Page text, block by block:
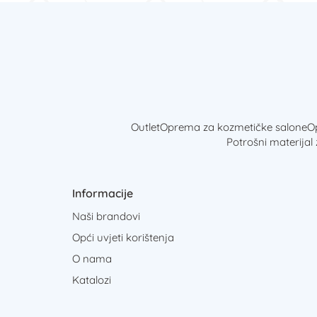
OutletOprema za kozmetičke salone
Potrošni materijal
Informacije
Naši brandovi
Opći uvjeti korištenja
O nama
Katalozi